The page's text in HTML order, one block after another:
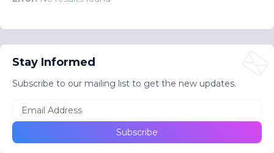
Stay Informed
Subscribe to our mailing list to get the new updates.